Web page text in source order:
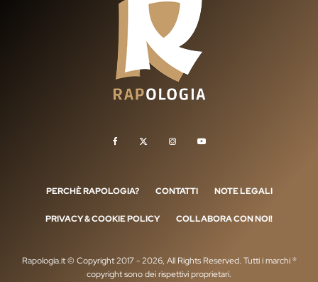
PERCHÈ RAPOLOGIA? CONTATTI NOTE LEGALI
PRIVACY & COOKIE POLICY COLLABORA CON NOI!
Rapologia.it © Copyright 2017 - 2026, All Rights Reserved. Tutti i marchi ®
copyright sono dei rispettivi proprietari.